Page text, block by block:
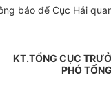
báo để Cục Hải
KT.TỔNG CỤC
PHÓ